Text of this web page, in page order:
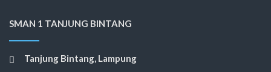
SMAN 1 TANJUNG BINTANG
Tanjung Bintang, Lampung